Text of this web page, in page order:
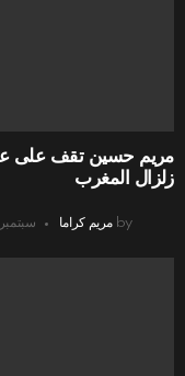
مريم حسين تقف على
زلزال المغرب
by مريم كراما سبتمبر 14, 2023, 4:49 م